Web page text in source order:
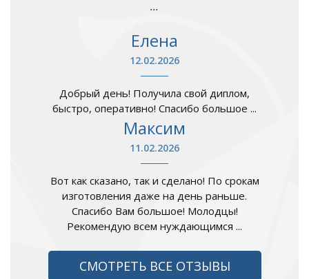
...
Елена
12.02.2026
Добрый день! Получила свой диплом,
быстро, оперативно! Спасибо большое ...
Максим
11.02.2026
Вот как сказано, так и сделано! По срокам
изготовления даже на день раньше.
Спасибо Вам большое! Молодцы!
Рекомендую всем нуждающимся ...
СМОТРЕТЬ ВСЕ ОТЗЫВЫ